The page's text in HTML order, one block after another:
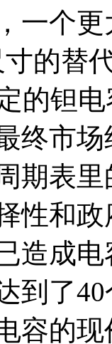
一个
的替
的钽
终市
期表
性和
造成
到了
容的